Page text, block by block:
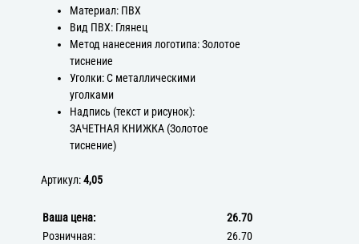
Материал: ПВХ
Вид ПВХ: Глянец
Метод нанесения логотипа: Золотое
тиснение
Уголки: С металлическими
уголками
Надпись (текст и рисунок):
ЗАЧЕТНАЯ КНИЖКА (Золотое
тиснение)
Артикул:4,05
Ваша цена:
26.70
Розничная:
26.70